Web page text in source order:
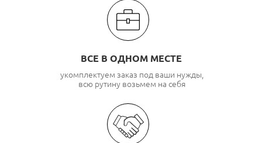
ВСЕ В ОДНОМ МЕСТЕ
укомплектуем заказ под ваши нужды,
всю рутину возьмем на себя